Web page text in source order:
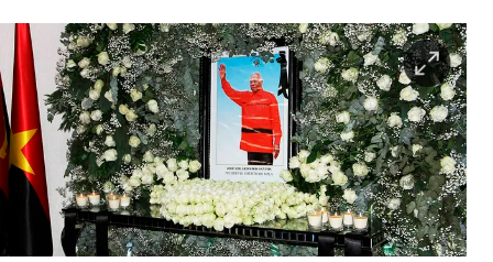
berlin
nord
wahrheit
verlag
verlag